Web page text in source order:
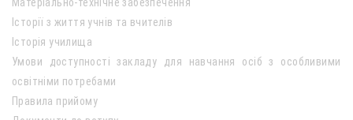
Історії з життя учнів та вчителів
Історія училища
Умови доступності закладу для навчання осіб з особливими
освітніми потребами
Правила прийому